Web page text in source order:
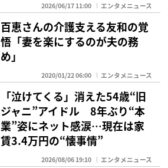
2026/06/17 11:00 エンタメニュース
百恵さんの介護支える友和の覚
悟「妻を楽にするのが夫の務
め」
2020/01/22 06:00 エンタメニュース
「泣けてくる」消えた54歳“旧
ジャニ”アイドル 8年ぶり“本
業”姿にネット感涙…現在は家
賃3.4万円の“懐事情”
2026/08/06 19:10 エンタメニュース